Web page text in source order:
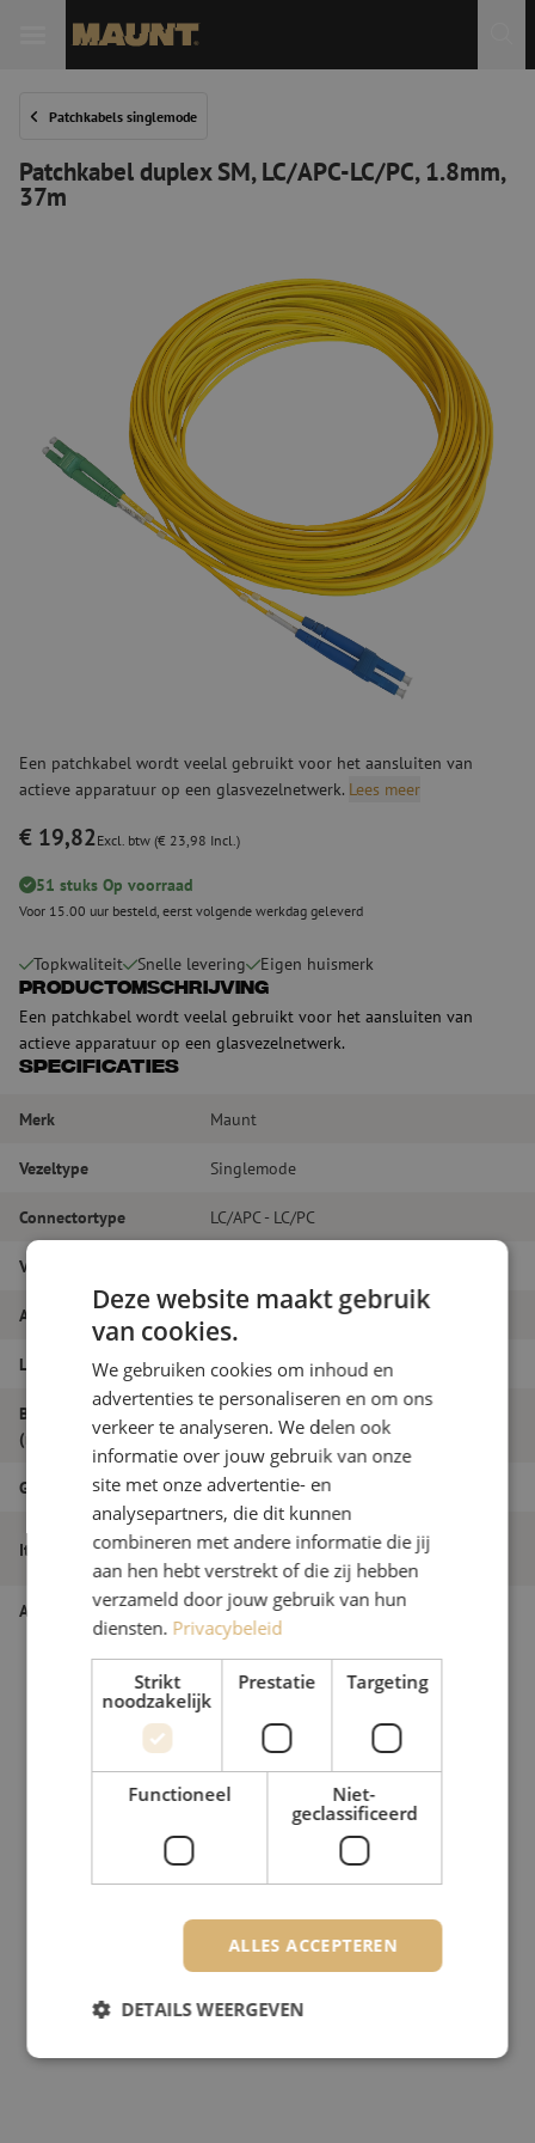
Patchkabels singlemode
Patchkabel duplex SM, LC/APC-LC/PC, 1.8mm,
37m
Een patchkabel wordt veelal gebruikt voor het aansluiten van
actieve apparatuur op een glasvezelnetwerk. Lees meer
€ 19,82Excl. btw (€ 23,98 Incl.)
51 stuks Op voorraad
Voor 15.00 uur besteld, eerst volgende werkdag geleverd
Topkwaliteit Snelle levering Eigen huismerk
Productomschrijving
Een patchkabel wordt veelal gebruikt voor het aansluiten van
actieve apparatuur op een glasvezelnetwerk.
Specificaties
Merk Maunt
Vezeltype Singlemode
Connectortype LC/APC - LC/PC
Vezelsoort
Aantal vezels Duplex
Lengte 37m
Buitendiameter
(mm)
1.8
Grade B
Itemnaam
Patchkabel duplex SM, LC/APC-LC/PC,
1.8mm, 37m
Artikelnummer M20000635
Deze website maakt gebruik
van cookies.
We gebruiken cookies om inhoud en
advertenties te personaliseren en om ons
verkeer te analyseren. We delen ook
informatie over jouw gebruik van onze
site met onze advertentie- en
analysepartners, die dit kunnen
combineren met andere informatie die jij
aan hen hebt verstrekt of die zij hebben
verzameld door jouw gebruik van hun
diensten. Privacybeleid
Strikt
noodzakelijk
Prestatie Targeting
Functioneel
Niet-
geclassificeerd
ALLES ACCEPTEREN
DETAILS WEERGEVEN